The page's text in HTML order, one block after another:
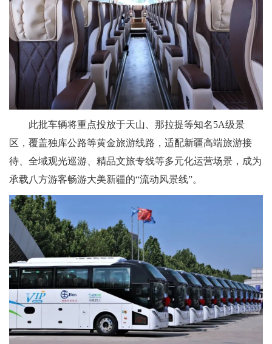
此批车辆将重点投放于天山、那拉提等知名5A级景
区，覆盖独库公路等黄金旅游线路，适配新疆高端旅游接
待、全域观光巡游、精品文旅专线等多元化运营场景，成为
承载八方游客畅游大美新疆的“流动风景线”。